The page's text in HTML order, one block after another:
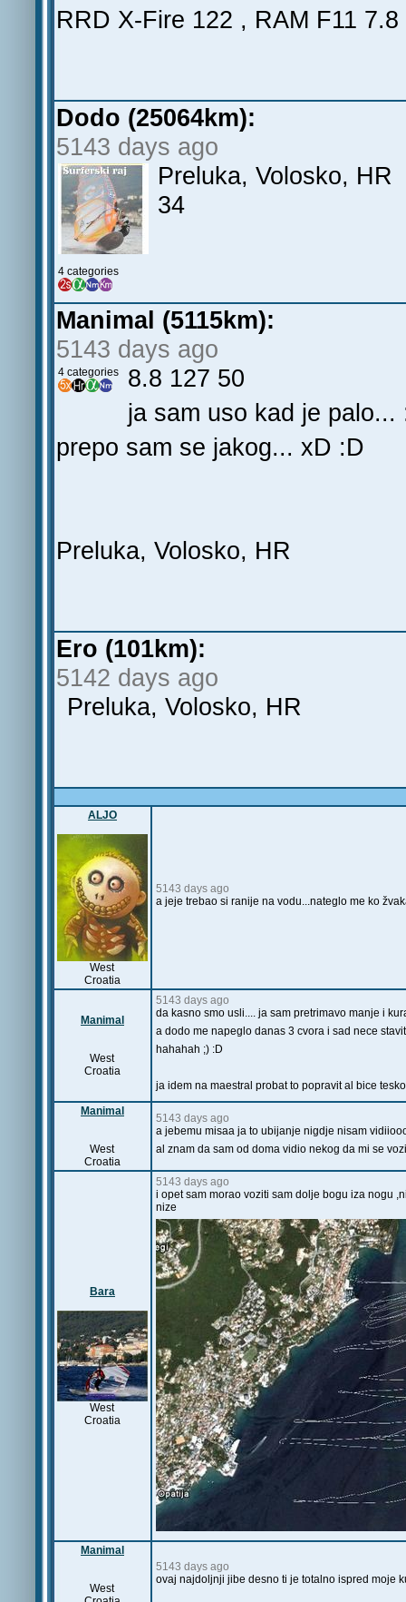
RRD X-Fire 122 , RAM F11
Dodo (25064km):
5143 days ago
4 categories
Preluka,
34
Manimal (5115km):
5143 days ago
4 categories
8.8 127 50
ja sam uso kad je palo...
prepo sam se jakog... xD :D
Preluka, Volosko, HR
Ero (101km):
5142 days ago
Preluka, Volosko, HR
ALJO
West
Croatia
5143 days ago
a jeje trebao si ranije na vodu...nateglo me ko
Manimal
West
Croatia
5143 days ago
da kasno smo usli.... ja sam pretrimavo manje i
a dodo me napeglo danas 3 cvora i sad nece
hahahah ;) :D
ja idem na maestral probat to popravit al bice
Manimal
West
Croatia
5143 days ago
a jebemu misaa ja to ubijanje nigdje nisam
al znam da sam od doma vidio nekog da mi se
Bara
West
Croatia
5143 days ago
i opet sam morao voziti sam dolje bogu iza nogu
nize
Manimal
West
5143 days ago
ovaj najdoljnji jibe desno ti je totalno ispred moje